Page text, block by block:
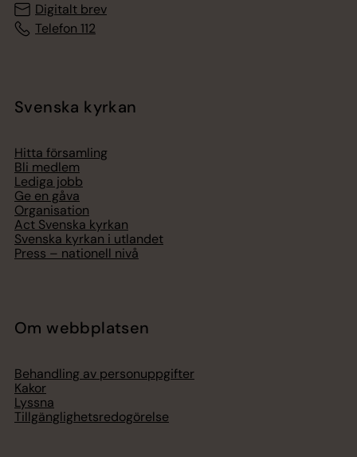
Digitalt brev
Telefon 112
Svenska kyrkan
Hitta församling
Bli medlem
Lediga jobb
Ge en gåva
Organisation
Act Svenska kyrkan
Svenska kyrkan i utlandet
Press – nationell nivå
Om webbplatsen
Behandling av personuppgifter
Kakor
Lyssna
Tillgänglighetsredogörelse